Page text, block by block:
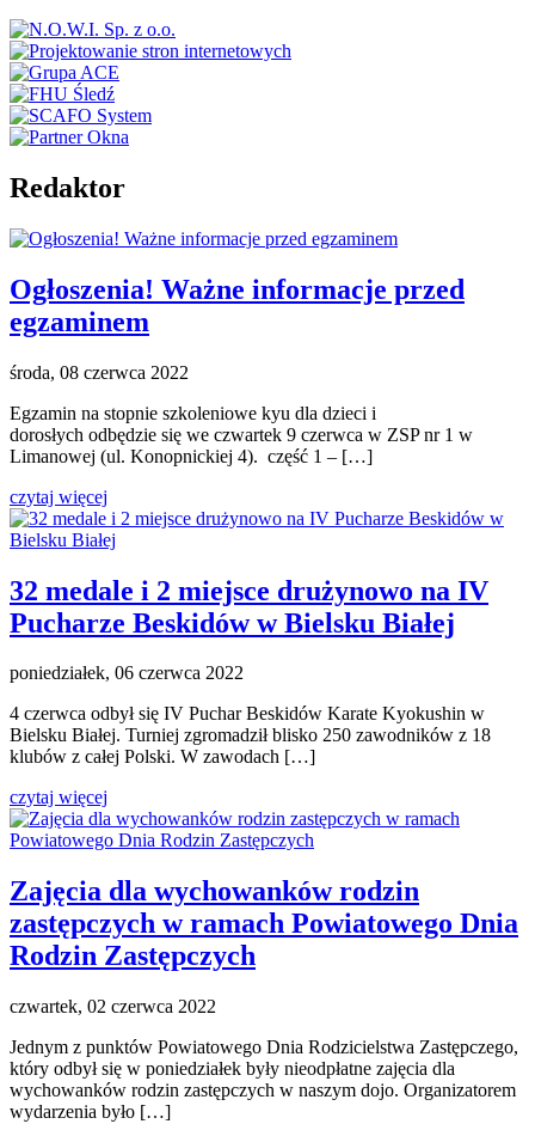
Redaktor
Ogłoszenia! Ważne informacje przed
egzaminem
środa, 08 czerwca 2022
Egzamin na stopnie szkoleniowe kyu dla dzieci i
dorosłych odbędzie się we czwartek 9 czerwca w ZSP nr 1 w
Limanowej (ul. Konopnickiej 4). część 1 – […]
czytaj więcej
32 medale i 2 miejsce drużynowo na IV
Pucharze Beskidów w Bielsku Białej
poniedziałek, 06 czerwca 2022
4 czerwca odbył się IV Puchar Beskidów Karate Kyokushin w
Bielsku Białej. Turniej zgromadził blisko 250 zawodników z 18
klubów z całej Polski. W zawodach […]
czytaj więcej
Zajęcia dla wychowanków rodzin
zastępczych w ramach Powiatowego Dnia
Rodzin Zastępczych
czwartek, 02 czerwca 2022
Jednym z punktów Powiatowego Dnia Rodzicielstwa Zastępczego,
który odbył się w poniedziałek były nieodpłatne zajęcia dla
wychowanków rodzin zastępczych w naszym dojo. Organizatorem
wydarzenia było […]